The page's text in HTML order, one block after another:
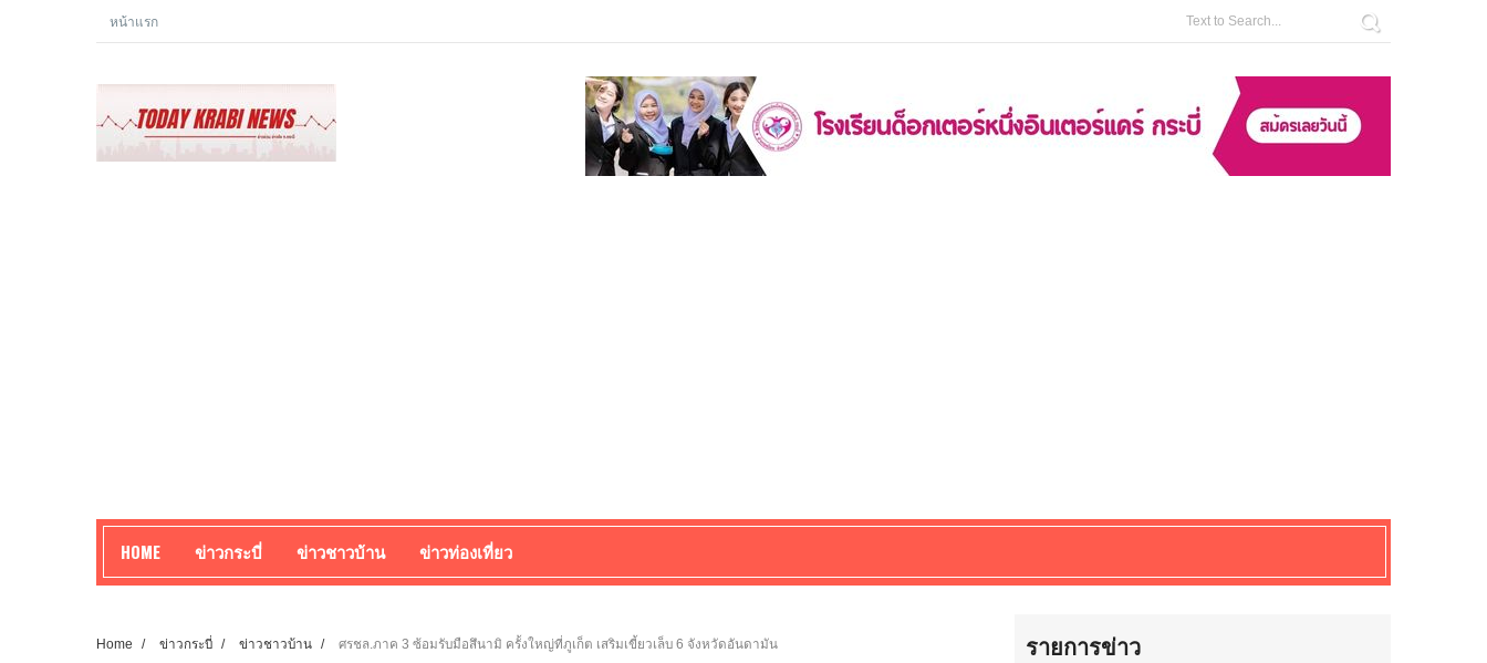
หน้าแรก
HOME ข่าวกระบี่ ข่าวชาวบ้าน ข่าวท่องเที่ยว
Home / ข่าวกระบี่ / ข่าวชาวบ้าน / ศรชล.ภาค 3 ซ้อมรับมือสึนามิ ครั้งใหญ่ที่ภูเก็ต เสริมเขี้ยวเล็บ 6 จังหวัดอันดามัน รายการข่าว